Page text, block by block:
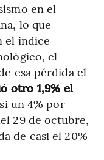
en el
lo que
el índice
el
esa pérdida el
otro 1,9% el
un 4% por
29 de octubre,
de casi el 20%